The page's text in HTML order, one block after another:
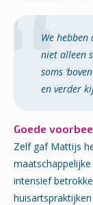
We
niet alleen
soms
en verder
Goede
Zelf gaf Mattijs
intensief